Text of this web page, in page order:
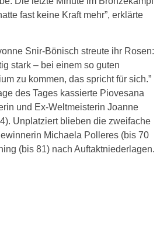
fast keine Kraft mehr”, erklärte
Snir-Bönisch streute ihr Rosen:
stark – bei einem so guten
zu kommen, das spricht für sich.”
des Tages kassierte Piovesana
und Ex-Weltmeisterin Joanne
Unplatziert blieben die zweifache
Michaela Polleres (bis 70
(bis 81) nach Auftaktniederlagen.